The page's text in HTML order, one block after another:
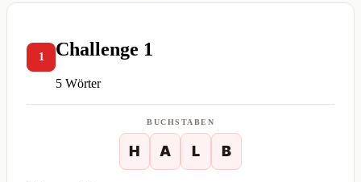
1 Challenge 1
5 Wörter
BUCHSTABEN
H A L B